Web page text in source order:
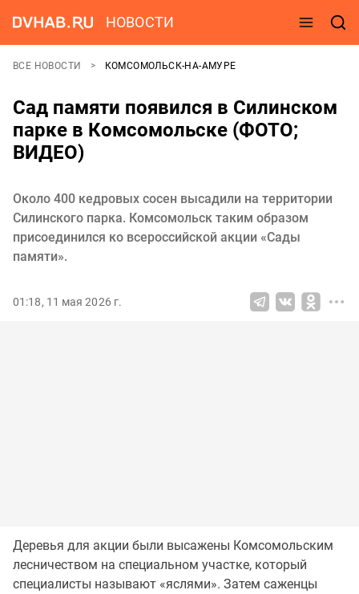
НОВОСТИ
ВСЕ НОВОСТИ КОМСОМОЛЬСК-НА-АМУРЕ
Сад памяти появился в Силинском
парке в Комсомольске (ФОТО;
ВИДЕО)
Около 400 кедровых сосен высадили на территории
Силинского парка. Комсомольск таким образом
присоединился ко всероссийской акции «Сады
памяти».
01:18, 11 мая 2026 г.
Деревья для акции были высажены Комсомольским
лесничеством на специальном участке, который
специалисты называют «яслями». Затем саженцы